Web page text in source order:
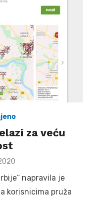
za veću
napravila je
korisnicima pruža